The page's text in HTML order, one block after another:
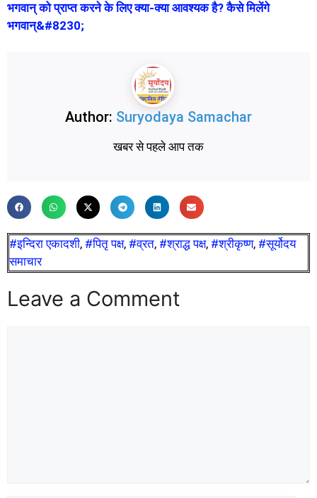
भगवान् को प्राप्त करने के लिए क्या-क्या आवश्यक है? कैसे मिलेंगे
भगवान्&#8230;
Author: Suryodaya Samachar
खबर से पहले आप तक
#इन्दिरा एकादशी, #पितृ पक्ष, #व्रत, #श्राद्ध पक्ष, #श्रीकृष्ण, #सूर्योदय
समाचार
Leave a Comment